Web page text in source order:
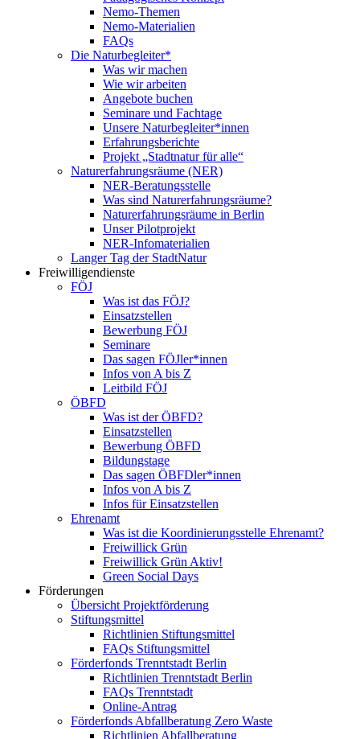
Nemo-Themen
Nemo-Materialien
FAQs
Die Naturbegleiter*
Was wir machen
Wie wir arbeiten
Angebote buchen
Seminare und Fachtage
Unsere Naturbegleiter*innen
Erfahrungsberichte
Projekt „Stadtnatur für alle“
Naturerfahrungsräume (NER)
NER-Beratungsstelle
Was sind Naturerfahrungsräume?
Naturerfahrungsräume in Berlin
Unser Pilotprojekt
NER-Infomaterialien
Langer Tag der StadtNatur
Freiwilligendienste
FÖJ
Was ist das FÖJ?
Einsatzstellen
Bewerbung FÖJ
Seminare
Das sagen FÖJler*innen
Infos von A bis Z
Leitbild FÖJ
ÖBFD
Was ist der ÖBFD?
Einsatzstellen
Bewerbung ÖBFD
Bildungstage
Das sagen ÖBFDler*innen
Infos von A bis Z
Infos für Einsatzstellen
Ehrenamt
Was ist die Koordinierungsstelle Ehrenamt?
Freiwillick Grün
Freiwillick Grün Aktiv!
Green Social Days
Förderungen
Übersicht Projektförderung
Stiftungsmittel
Richtlinien Stiftungsmittel
FAQs Stiftungsmittel
Förderfonds Trenntstadt Berlin
Richtlinien Trenntstadt Berlin
FAQs Trenntstadt
Online-Antrag
Förderfonds Abfallberatung Zero Waste
Richtlinien Abfallberatung